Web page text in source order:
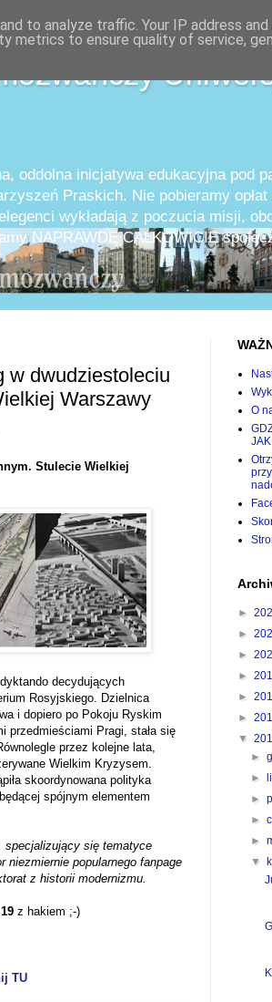
oddolna inicjatywa edukacyjna pod
Praskich. Nie pobieramy opłat
wykładają z poczucia misji,
NAPRAWDĘ CAŁKOWICIE
w dwudziestoleciu
Warszawy
Stulecie Wielkiej
decydujących
Rosyjskiego. Dzielnica
i dopiero po Pokoju Ryskim
przedmieściami Pragi, stała się
przez kolejne lata,
Wielkim Kryzysem.
skoordynowana polityka
spójnym elementem
specjalizujący się tematyce
niezmiernie popularnego fanpage
z historii modernizmu.
z hakiem ;-)
TU
O
►
►
►
►
►
►
▼
►
►
►
►
►
▼
to analyze traffic. Your IP address
metrics to ensure quality of service,